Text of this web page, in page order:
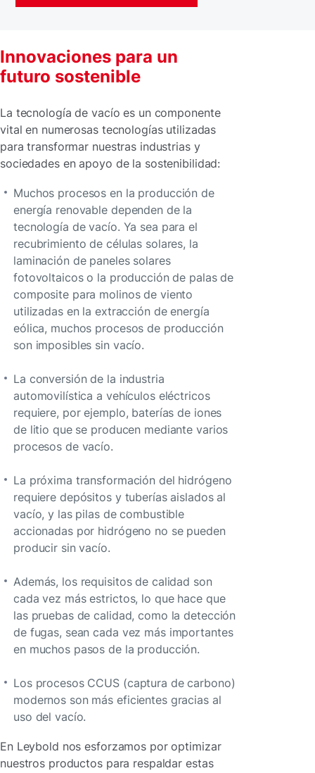
Innovaciones para un
futuro sostenible
La tecnología de vacío es un componente
vital en numerosas tecnologías utilizadas
para transformar nuestras industrias y
sociedades en apoyo de la sostenibilidad:
Muchos procesos en la producción de
energía renovable dependen de la
tecnología de vacío. Ya sea para el
recubrimiento de células solares, la
laminación de paneles solares
fotovoltaicos o la producción de palas de
composite para molinos de viento
utilizadas en la extracción de energía
eólica, muchos procesos de producción
son imposibles sin vacío.
La conversión de la industria
automovilística a vehículos eléctricos
requiere, por ejemplo, baterías de iones
de litio que se producen mediante varios
procesos de vacío.
La próxima transformación del hidrógeno
requiere depósitos y tuberías aislados al
vacío, y las pilas de combustible
accionadas por hidrógeno no se pueden
producir sin vacío.
Además, los requisitos de calidad son
cada vez más estrictos, lo que hace que
las pruebas de calidad, como la detección
de fugas, sean cada vez más importantes
en muchos pasos de la producción.
Los procesos CCUS (captura de carbono)
modernos son más eficientes gracias al
uso del vacío.
En Leybold nos esforzamos por optimizar
nuestros productos para respaldar estas